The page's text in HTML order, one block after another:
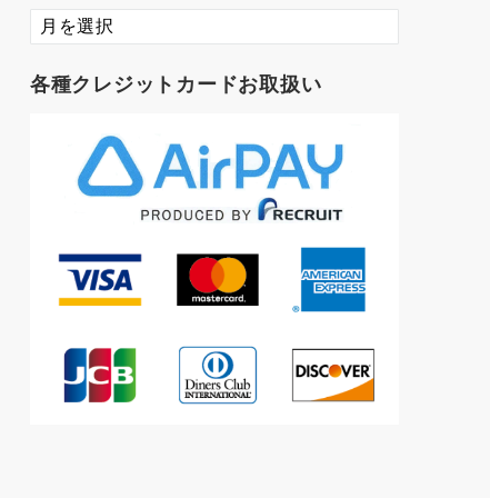
ア
ー
イ
各種クレジットカードお取扱い